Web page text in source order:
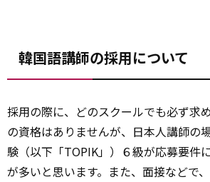
韓国語講師の採用について
採用の際に、どのスクールでも必ず求
の資格はありませんが、日本人講師の
験（以下「TOPIK」）６級が応募要件
が多いと思います。また、面接などで